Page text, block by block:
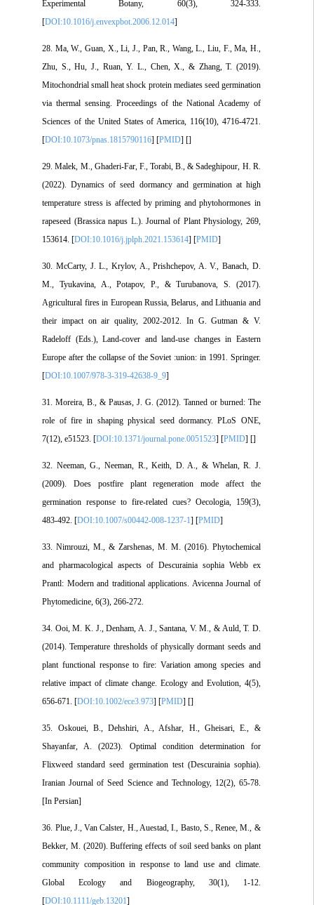
Experimental Botany, 60(3), 324-333.
[DOI:10.1016/j.envexpbot.2006.12.014
28. Ma, W., Guan, X., Li, J., Pan, R., Wang, L., Liu, F., Ma, H.,
Zhu, S., Hu, J., Ruan, Y. L., Chen, X., & Zhang, T. (2019).
Mitochondrial small heat shock protein mediates seed germination
via thermal sensing. Proceedings of the National Academy of
Sciences of the United States of America, 116(10), 4716-4721.
[DOI:10.1073/pnas.1815790116] [PMID] [
29. Malek, M., Ghaderi-Far, F., Torabi, B., & Sadeghipour, H. R.
(2022). Dynamics of seed dormancy and germination at high
temperature stress is affected by priming and phytohormones in
rapeseed (Brassica napus L.). Journal of Plant Physiology, 269,
153614. [DOI:10.1016/j.jplph.2021.153614] [PMID
30. McCarty, J. L., Krylov, A., Prishchepov, A. V., Banach, D.
M., Tyukavina, A., Potapov, P., & Turubanova, S. (2017).
Agricultural fires in European Russia, Belarus, and Lithuania and
their impact on air quality, 2002-2012. In G. Gutman & V.
Radeloff (Eds.), Land-cover and land-use changes in Eastern
Europe after the collapse of the Soviet :union: in 1991. Springer.
[DOI:10.1007/978-3-319-42638-9_9
31. Moreira, B., & Pausas, J. G. (2012). Tanned or burned: The
role of fire in shaping physical seed dormancy. PLoS ONE,
7(12), e51523. [DOI:10.1371/journal.pone.0051523] [PMID] [
32. Neeman, G., Neeman, R., Keith, D. A., & Whelan, R. J.
(2009). Does postfire plant regeneration mode affect the
germination response to fire-related cues? Oecologia, 159(3),
483-492. [DOI:10.1007/s00442-008-1237-1] [PMID
33. Nimrouzi, M., & Zarshenas, M. M. (2016). Phytochemical
and pharmacological aspects of Descurainia sophia Webb ex
Prantl: Modern and traditional applications. Avicenna Journal of
Phytomedicine, 6(3), 266-272.
34. Ooi, M. K. J., Denham, A. J., Santana, V. M., & Auld, T. D.
(2014). Temperature thresholds of physically dormant seeds and
plant functional response to fire: Variation among species and
relative impact of climate change. Ecology and Evolution, 4(5),
656-671. [DOI:10.1002/ece3.973] [PMID] [
35. Oskouei, B., Dehshiri, A., Afshar, H., Gheisari, E., &
Shayanfar, A. (2023). Optimal condition determination for
Flixweed standard seed germination test (Descurainia sophia).
Iranian Journal of Seed Science and Technology, 12(2), 65-78.
[In Persian]
36. Plue, J., Van Calster, H., Auestad, I., Basto, S., Renee, M., &
Bekker, M. (2020). Buffering effects of soil seed banks on plant
community composition in response to land use and climate.
Global Ecology and Biogeography, 30(1), 1-12.
[DOI:10.1111/geb.13201